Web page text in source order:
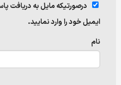
درصورتیکه مایل به دریافت
ایمیل خود را وارد نمایید.
نام